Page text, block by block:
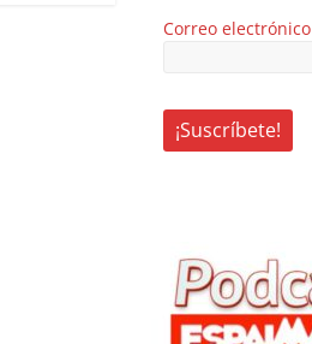
Correo electrónico